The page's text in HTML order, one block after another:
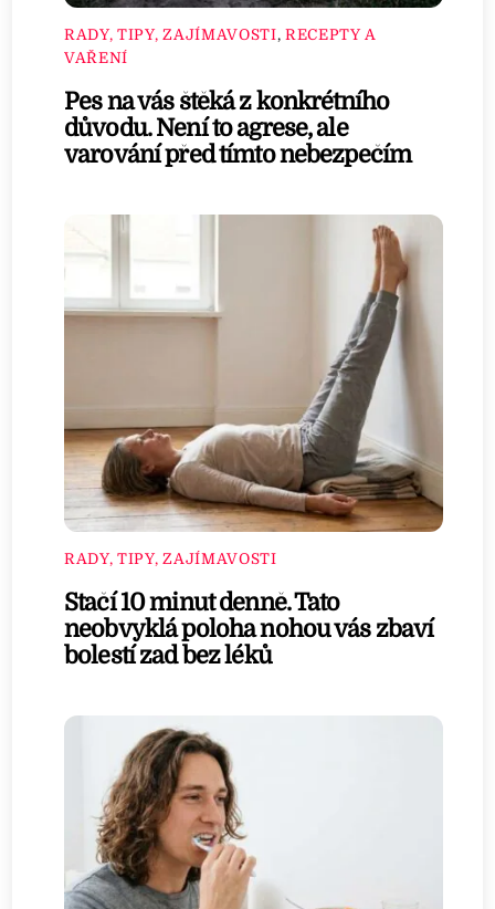
RADY, TIPY, ZAJÍMAVOSTI, RECEPTY A
VAŘENÍ
Pes na vás štěká z konkrétního
důvodu. Není to agrese, ale
varování před tímto nebezpečím
RADY, TIPY, ZAJÍMAVOSTI
Stačí 10 minut denně. Tato
neobvyklá poloha nohou vás zbaví
bolestí zad bez léků